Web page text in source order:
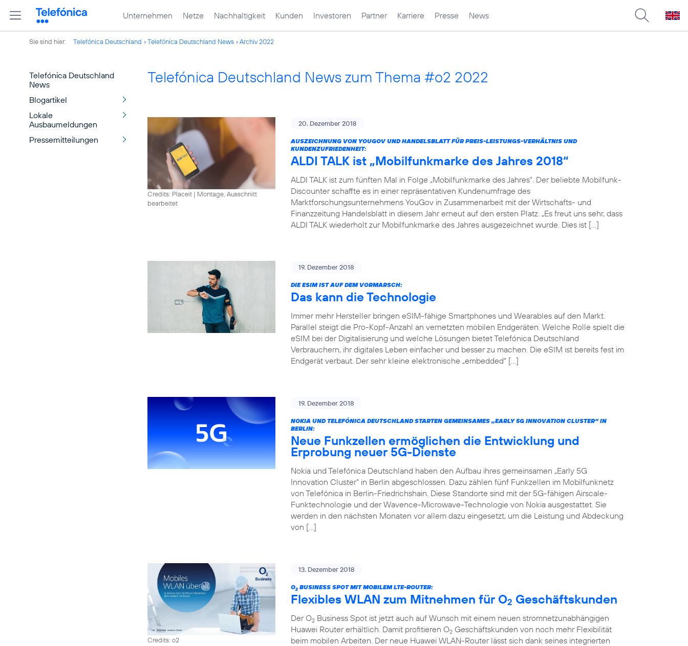
Unternehmen Netze Nachhaltigkeit Kunden Investoren Partner Karriere Presse News
Sie sind hier: Telefónica Deutschland Telefónica Deutschland News Archiv 2022
Telefónica Deutschland
News
Blogartikel
Lokale
Ausbaumeldungen
Pressemitteilungen
Telefónica Deutschland News zum Thema #o2 2022
Credits: Placeit | Montage, Ausschnitt
bearbeitet
20. Dezember 2018
AUSZEICHNUNG VON YOUGOV UND HANDELSBLATT FÜR PREIS-LEISTUNGS-VERHÄLTNIS UND
KUNDENZUFRIEDENHEIT:
ALDI TALK ist „Mobilfunkmarke des Jahres 2018“
ALDI TALK ist zum fünften Mal in Folge „Mobilfunkmarke des Jahres“. Der beliebte Mobilfunk-
Discounter schaffte es in einer repräsentativen Kundenumfrage des
Marktforschungsunternehmens YouGov in Zusammenarbeit mit der Wirtschafts- und
Finanzzeitung Handelsblatt in diesem Jahr erneut auf den ersten Platz. „Es freut uns sehr, dass
ALDI TALK wiederholt zur Mobilfunkmarke des Jahres ausgezeichnet wurde. Dies ist […]
19. Dezember 2018
DIE ESIM IST AUF DEM VORMARSCH:
Das kann die Technologie
Immer mehr Hersteller bringen eSIM-fähige Smartphones und Wearables auf den Markt.
Parallel steigt die Pro-Kopf-Anzahl an vernetzten mobilen Endgeräten. Welche Rolle spielt die
eSIM bei der Digitalisierung und welche Lösungen bietet Telefónica Deutschland
Verbrauchern, ihr digitales Leben einfacher und besser zu machen. Die eSIM ist bereits fest im
Endgerät verbaut. Der sehr kleine elektronische „embedded“ […]
19. Dezember 2018
NOKIA UND TELEFÓNICA DEUTSCHLAND STARTEN GEMEINSAMES „EARLY 5G INNOVATION CLUSTER“ IN
BERLIN:
Neue Funkzellen ermöglichen die Entwicklung und
Erprobung neuer 5G-Dienste
Nokia und Telefónica Deutschland haben den Aufbau ihres gemeinsamen „Early 5G
Innovation Cluster” in Berlin abgeschlossen. Dazu zählen fünf Funkzellen im Mobilfunknetz
von Telefónica in Berlin-Friedrichshain. Diese Standorte sind mit der 5G-fähigen Airscale-
Funktechnologie und der Wavence-Microwave-Technologie von Nokia ausgestattet. Sie
werden in den nächsten Monaten vor allem dazu eingesetzt, um die Leistung und Abdeckung
von […]
Credits: o2
13. Dezember 2018
O2 BUSINESS SPOT MIT MOBILEM LTE-ROUTER:
Flexibles WLAN zum Mitnehmen für O2 Geschäftskunden
Der O2 Business Spot ist jetzt auch auf Wunsch mit einem neuen stromnetzunabhängigen
Huawei Router erhältlich. Damit profitieren O2 Geschäftskunden von noch mehr Flexibilität
beim mobilen Arbeiten. Der neue Huawei WLAN-Router lässt sich dank seines integrierten